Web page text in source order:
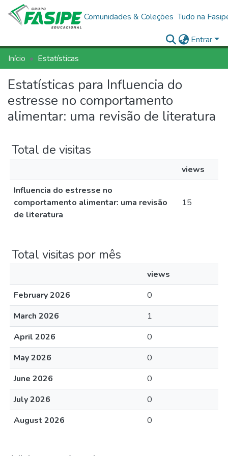
Comunidades & Coleções Tudo na
Entrar
Início
Estatísticas
Estatísticas para Influencia do
estresse no comportamento
alimentar: uma revisão de literatura
Total de visitas
views
Influencia do estresse no
comportamento alimentar: uma revisão
de literatura
15
Total visitas por mês
views
February 2026
0
March 2026
1
April 2026
0
May 2026
0
June 2026
0
July 2026
0
August 2026
0